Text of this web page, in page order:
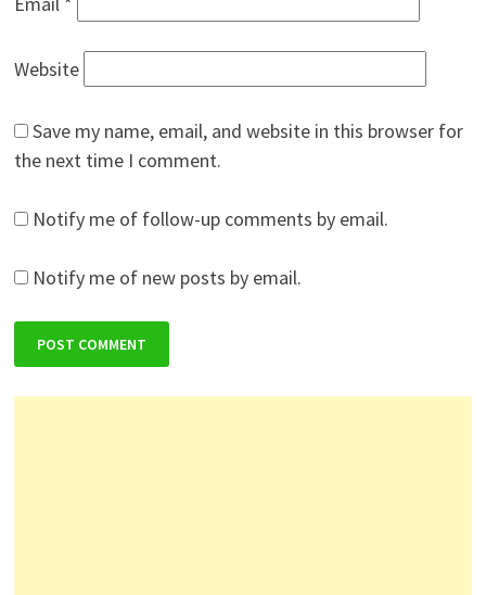
Website
Save my name, email, and website in this browser for
the next time I comment.
Notify me of follow-up comments by email.
Notify me of new posts by email.